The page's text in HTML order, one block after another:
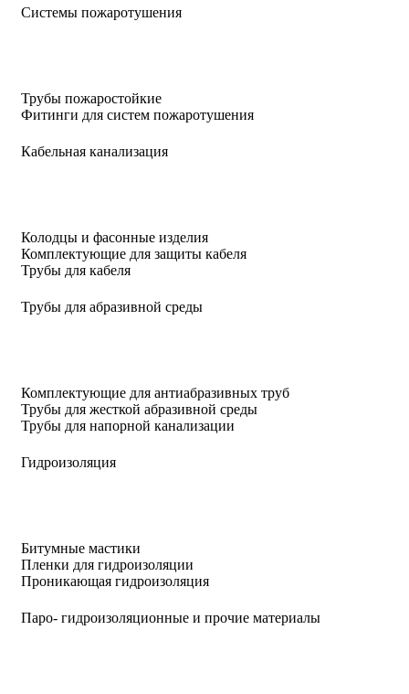
Системы пожаротушения
Трубы пожаростойкие
Фитинги для систем пожаротушения
Кабельная канализация
Колодцы и фасонные изделия
Комплектующие для защиты кабеля
Трубы для кабеля
Трубы для абразивной среды
Комплектующие для антиабразивных труб
Трубы для жесткой абразивной среды
Трубы для напорной канализации
Гидроизоляция
Битумные мастики
Пленки для гидроизоляции
Проникающая гидроизоляция
Паро- гидроизоляционные и прочие материалы